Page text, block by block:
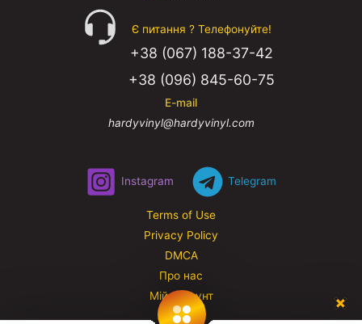
Є питання ? Телефонуйте!
+38 (067) 188-37-42
+38 (096) 845-60-75
E-mail
hardyvinyl@hardyvinyl.com
Instagram Telegram
Terms of Use
Privacy Policy
DMCA
Про нас
Мій аккаунт